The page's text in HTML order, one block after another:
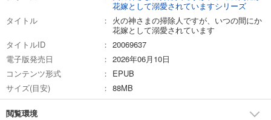
花嫁として溺愛されていますシリーズ
タイトル
火の神さまの掃除人ですが、いつの間にか
花嫁として溺愛されています
タイトルID
20069637
電子版発売日
2026年06月10日
コンテンツ形式
EPUB
サイズ(目安)
88MB
閲覧環境